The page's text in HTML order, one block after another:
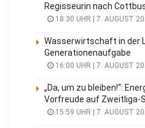
Regisseurin nach
18:30 UHR | 7. AUGUST
Wasserwirtschaft in der
Generationenaufgabe
16:00 UHR | 7. AUGUST
„Da, um zu bleiben!“:
Vorfreude auf Zweitliga-
15:59 UHR | 7. AUGUST